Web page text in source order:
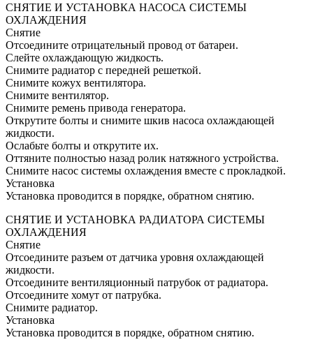
СНЯТИЕ И УСТАНОВКА НАСОСА СИСТЕМЫ
ОХЛАЖДЕНИЯ
Снятие
Отсоедините отрицательный провод от батареи.
Слейте охлаждающую жидкость.
Снимите радиатор с передней решеткой.
Снимите кожух вентилятора.
Снимите вентилятор.
Снимите ремень привода генератора.
Открутите болты и снимите шкив насоса охлаждающей
жидкости.
Ослабьте болты и открутите их.
Оттяните полностью назад ролик натяжного устройства.
Снимите насос системы охлаждения вместе с прокладкой.
Установка
Установка проводится в порядке, обратном снятию.
СНЯТИЕ И УСТАНОВКА РАДИАТОРА СИСТЕМЫ
ОХЛАЖДЕНИЯ
Снятие
Отсоедините разъем от датчика уровня охлаждающей
жидкости.
Отсоедините вентиляционный патрубок от радиатора.
Отсоедините хомут от патрубка.
Снимите радиатор.
Установка
Установка проводится в порядке, обратном снятию.